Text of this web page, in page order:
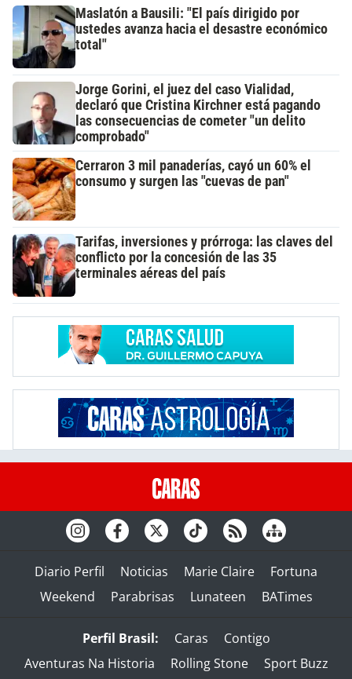
Maslatón a Bausili: "El país dirigido por
ustedes avanza hacia el desastre económico
total"
Jorge Gorini, el juez del caso Vialidad,
declaró que Cristina Kirchner está pagando
las consecuencias de cometer "un delito
comprobado"
Cerraron 3 mil panaderías, cayó un 60% el
consumo y surgen las "cuevas de pan"
Tarifas, inversiones y prórroga: las claves del
conflicto por la concesión de las 35
terminales aéreas del país
Diario Perfil Noticias Marie Claire
Fortuna
Weekend
Parabrisas Lunateen BATimes
Perfil Brasil: Caras
Contigo
Aventuras Na Historia
Rolling Stone Sport Buzz